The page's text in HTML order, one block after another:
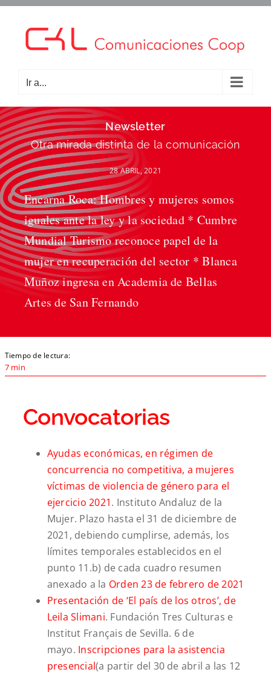
contenido
Ir a...
Newsletter
Otra mirada distinta de la comunicación
28 ABRIL, 2021
Encarna Roca: Hombres y mujeres somos
iguales ante la ley y la sociedad * Cumbre
Mundial Turismo reconoce papel de la
mujer en recuperación del sector * Blanca
Muñoz ingresa en Academia de Bellas
Artes de San Fernando
Tiempo de lectura:
7 min
Convocatorias
Ayudas económicas, en régimen de
concurrencia no competitiva, a mujeres
víctimas de violencia de género para el
ejercicio 2021. Instituto Andaluz de la
Mujer. Plazo hasta el 31 de diciembre de
2021, debiendo cumplirse, además, los
límites temporales establecidos en el
punto 11.b) de cada cuadro resumen
anexado a la Orden 23 de febrero de 2021
Presentación de ‘El país de los otros’, de
Leila Slimani. Fundación Tres Culturas e
Institut Français de Sevilla. 6 de
mayo. Inscripciones para la asistencia
presencial(a partir del 30 de abril a las 12